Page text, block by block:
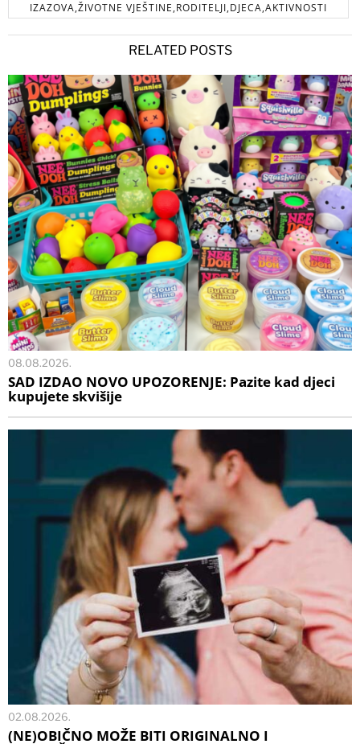
IZAZOVA,ŽIVOTNE VJEŠTINE,RODITELJI,DJECA,AKTIVNOSTI
RELATED POSTS
08.08.2026.
SAD IZDAO NOVO UPOZORENJE: Pazite kad djeci
kupujete skvišije
02.08.2026.
(NE)OBIČNO MOŽE BITI ORIGINALNO I